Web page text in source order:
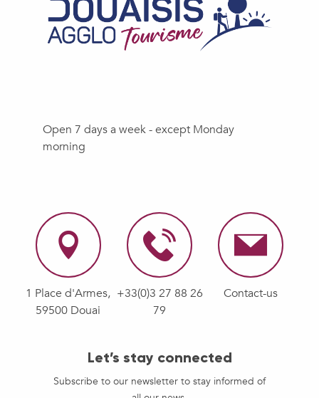
Open 7 days a week - except Monday
morning
1 Place d'Armes,
59500 Douai
+33(0)3 27 88 26
79
Contact-us
Let’s stay connected
Subscribe to our newsletter to stay informed of